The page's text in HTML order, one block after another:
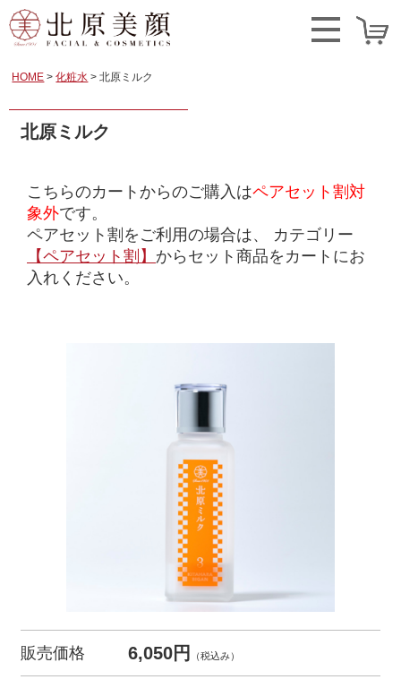
HOME 化粧水 北原ミルク
北原ミルク
こちらのカートからのご購入はペアセット割対
象外です。
ペアセット割をご利用の場合は、 カテゴリー
【ペアセット割】 からセット商品をカートにお
入れください。
販売価格 6,050円 （税込み）